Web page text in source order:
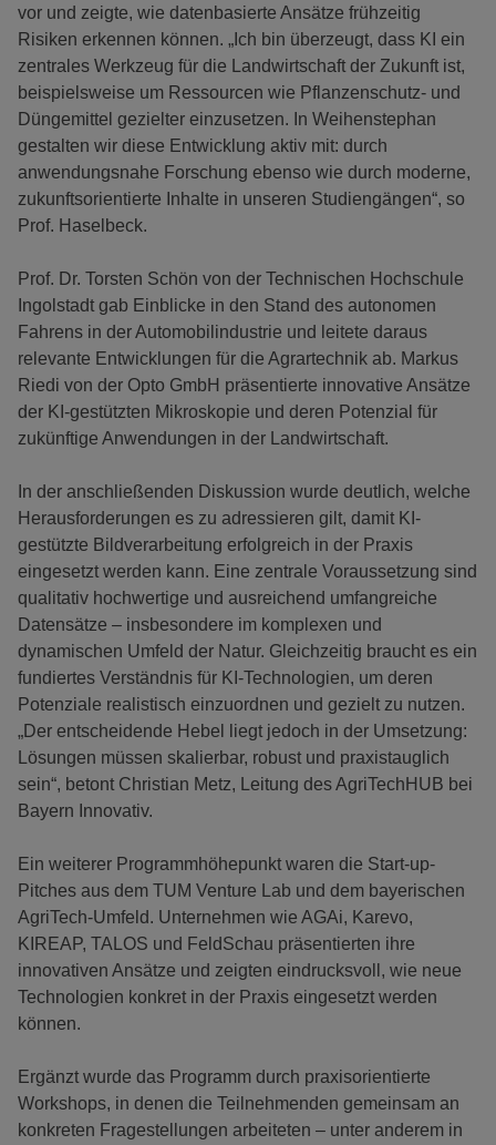
vor und zeigte, wie datenbasierte Ansätze frühzeitig
Risiken erkennen können. „Ich bin überzeugt, dass KI ein
zentrales Werkzeug für die Landwirtschaft der Zukunft ist,
beispielsweise um Ressourcen wie Pflanzenschutz- und
Düngemittel gezielter einzusetzen. In Weihenstephan
gestalten wir diese Entwicklung aktiv mit: durch
anwendungsnahe Forschung ebenso wie durch moderne,
zukunftsorientierte Inhalte in unseren Studiengängen“, so
Prof. Haselbeck.
Prof. Dr. Torsten Schön von der Technischen Hochschule
Ingolstadt gab Einblicke in den Stand des autonomen
Fahrens in der Automobilindustrie und leitete daraus
relevante Entwicklungen für die Agrartechnik ab. Markus
Riedi von der Opto GmbH präsentierte innovative Ansätze
der KI-gestützten Mikroskopie und deren Potenzial für
zukünftige Anwendungen in der Landwirtschaft.
In der anschließenden Diskussion wurde deutlich, welche
Herausforderungen es zu adressieren gilt, damit KI-
gestützte Bildverarbeitung erfolgreich in der Praxis
eingesetzt werden kann. Eine zentrale Voraussetzung sind
qualitativ hochwertige und ausreichend umfangreiche
Datensätze – insbesondere im komplexen und
dynamischen Umfeld der Natur. Gleichzeitig braucht es ein
fundiertes Verständnis für KI-Technologien, um deren
Potenziale realistisch einzuordnen und gezielt zu nutzen.
„Der entscheidende Hebel liegt jedoch in der Umsetzung:
Lösungen müssen skalierbar, robust und praxistauglich
sein“, betont Christian Metz, Leitung des AgriTechHUB bei
Bayern Innovativ.
Ein weiterer Programmhöhepunkt waren die Start-up-
Pitches aus dem TUM Venture Lab und dem bayerischen
AgriTech-Umfeld. Unternehmen wie AGAi, Karevo,
KIREAP, TALOS und FeldSchau präsentierten ihre
innovativen Ansätze und zeigten eindrucksvoll, wie neue
Technologien konkret in der Praxis eingesetzt werden
können.
Ergänzt wurde das Programm durch praxisorientierte
Workshops, in denen die Teilnehmenden gemeinsam an
konkreten Fragestellungen arbeiteten – unter anderem in